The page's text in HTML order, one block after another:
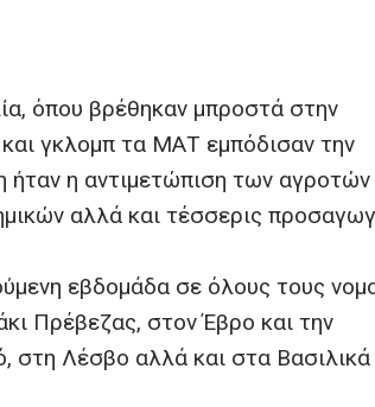
όπου βρέθηκαν μπροστά στην
και γκλομπ τα ΜΑΤ εμπόδισαν την
η αντιμετώπιση των αγροτών
αλλά και τέσσερις
εβδομάδα σε όλους τους
Πρέβεζας, στον Έβρο και την
Λέσβο αλλά και στα Βασιλικά